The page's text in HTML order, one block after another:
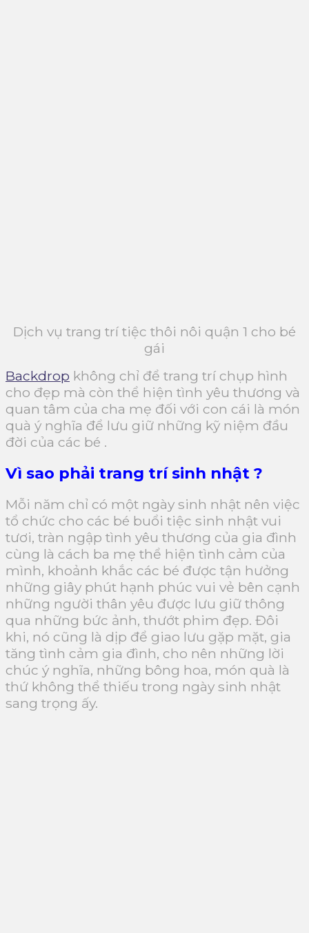
Dịch vụ trang trí tiệc thôi nôi quận 1 cho bé
gái
Backdrop không chỉ để trang trí chụp hình
cho đẹp mà còn thể hiện tình yêu thương và
quan tâm của cha mẹ đối với con cái là món
quà ý nghĩa để lưu giữ những kỹ niệm đầu
đời của các bé .
Vì sao phải trang trí sinh nhật ?
Mỗi năm chỉ có một ngày sinh nhật nên việc
tổ chức cho các bé buổi tiệc sinh nhật vui
tươi, tràn ngập tình yêu thương của gia đình
cùng là cách ba mẹ thể hiện tình cảm của
mình, khoảnh khắc các bé được tận hưởng
những giây phút hạnh phúc vui vẻ bên cạnh
những người thân yêu được lưu giữ thông
qua những bức ảnh, thướt phim đẹp. Đôi
khi, nó cũng là dịp để giao lưu gặp mặt, gia
tăng tình cảm gia đình, cho nên những lời
chúc ý nghĩa, những bông hoa, món quà là
thứ không thể thiếu trong ngày sinh nhật
sang trọng ấy.